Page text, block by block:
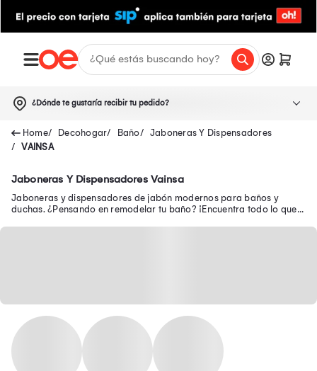
¿Dónde te gustaría recibir tu pedido?
Decohogar Baño
Jaboneras Y Dispensadores
VAINSA
Jaboneras Y Dispensadores Vainsa
Jaboneras y dispensadores de jabón modernos para baños y
duchas. ¿Pensando en remodelar tu baño? ¡Encuentra todo lo que